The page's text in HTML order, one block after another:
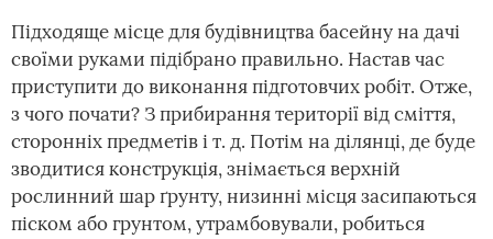
Підходяще місце для будівництва басейну на дачі
своїми руками підібрано правильно. Настав час
приступити до виконання підготовчих робіт. Отже,
з чого почати? З прибирання території від сміття,
сторонніх предметів і т. д. Потім на ділянці, де буде
зводитися конструкція, знімається верхній
рослинний шар ґрунту, низинні місця засипаються
піском або грунтом, утрамбовували, робиться